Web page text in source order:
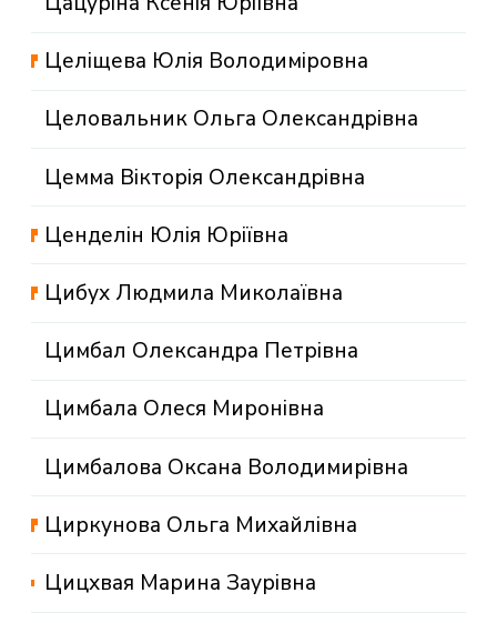
Целіщева Юлія Володиміровна
Целовальник Ольга Олександрівна
Цемма Вікторія Олександрівна
Ценделін Юлія Юріївна
Цибух Людмила Миколаївна
Цимбал Олександра Петрівна
Цимбала Олеся Миронівна
Цимбалова Оксана Володимирівна
Циркунова Ольга Михайлівна
Цицхвая Марина Заурівна